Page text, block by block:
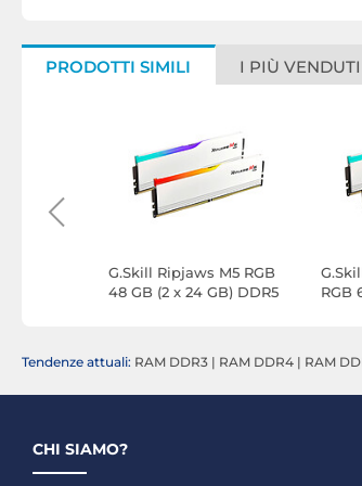
PRODOTTI SIMILI I PIÙ VENDUTI
G.Skill Ripjaws M5 RGB
48 GB (2 x 24 GB) DDR5
RGB
Tendenze attuali: RAM DDR3 | RAM DDR4 | RAM
CHI SIAMO?